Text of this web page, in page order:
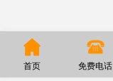
首页 免费电话